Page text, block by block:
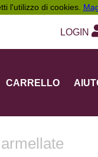
l'utilizzo di cookies.
LOGIN
CARRELLO